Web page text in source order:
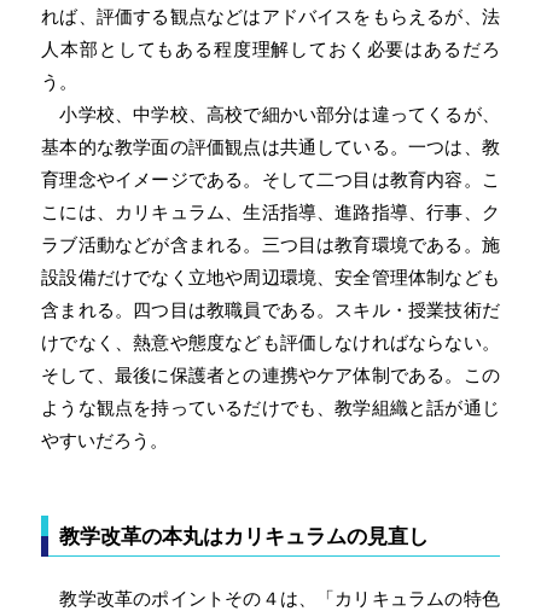
れば、評価する観点などはアドバイスをもらえるが、法
人本部としてもある程度理解しておく必要はあるだろ
う。
小学校、中学校、高校で細かい部分は違ってくるが、
基本的な教学面の評価観点は共通している。一つは、教
育理念やイメージである。そして二つ目は教育内容。こ
こには、カリキュラム、生活指導、進路指導、行事、ク
ラブ活動などが含まれる。三つ目は教育環境である。施
設設備だけでなく立地や周辺環境、安全管理体制なども
含まれる。四つ目は教職員である。スキル・授業技術だ
けでなく、熱意や態度なども評価しなければならない。
そして、最後に保護者との連携やケア体制である。この
ような観点を持っているだけでも、教学組織と話が通じ
やすいだろう。
教学改革の本丸はカリキュラムの見直し
教学改革のポイントその４は、「カリキュラムの特色